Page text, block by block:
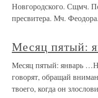
Новгородского. Сщмч.
пресвитера. Мч.
Месяц пятый:
Месяц пятый: январь
говорят, обращай
твоего, когда он